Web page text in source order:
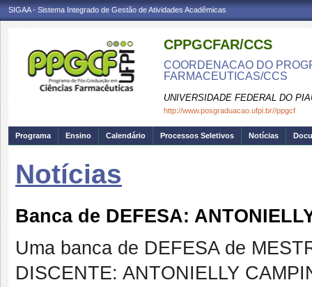
SIGAA - Sistema Integrado de Gestão de Atividades Acadêmicas
CPPGCFAR/CCS
COORDENACAO DO
FARMACEUTICAS/CCS
UNIVERSIDADE FEDERAL DO
http://www.posgraduacao.ufpi.br//ppgcf
Programa Ensino Calendário Processos Seletivos Notícias
Notícias
Banca de DEFESA:
Uma banca de DEFESA de
DISCENTE: ANTONIELLY